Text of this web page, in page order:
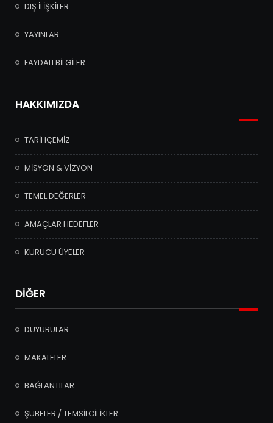
DIŞ İLİŞKİLER
YAYINLAR
FAYDALI BİLGİLER
HAKKIMIZDA
TARİHÇEMİZ
MİSYON & VİZYON
TEMEL DEĞERLER
AMAÇLAR HEDEFLER
KURUCU ÜYELER
DİĞER
DUYURULAR
MAKALELER
BAĞLANTILAR
ŞUBELER / TEMSİLCİLİKLER